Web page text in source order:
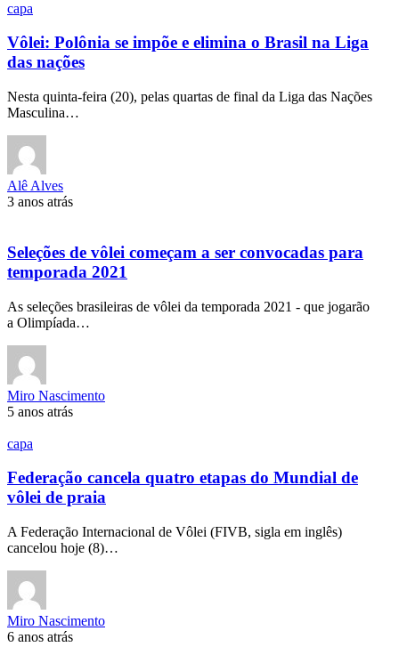
capa
Vôlei: Polônia se impõe e elimina o Brasil na Liga
das nações
Nesta quinta-feira (20), pelas quartas de final da Liga das Nações
Masculina…
Alê Alves
3 anos atrás
Seleções de vôlei começam a ser convocadas para
temporada 2021
As seleções brasileiras de vôlei da temporada 2021 - que jogarão
a Olimpíada…
Miro Nascimento
5 anos atrás
capa
Federação cancela quatro etapas do Mundial de
vôlei de praia
A Federação Internacional de Vôlei (FIVB, sigla em inglês)
cancelou hoje (8)…
Miro Nascimento
6 anos atrás